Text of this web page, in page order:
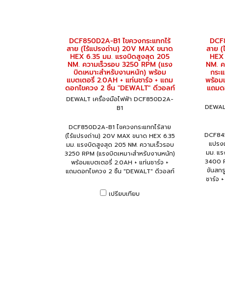
DCF850D2A-B1 ไขควงกระแทกไร้
สาย (ไร้แปรงถ่าน) 20V MAX ขนาด
HEX 6.35 มม. แรงบิดสูงสุด 205
NM. ความเร็วรอบ 3250 RPM (แรง
บิดเหมาะสำหรับงานหนัก) พร้อม
แบตเตอรี่ 2.0AH + แท่นชาร์จ + แถม
ดอกไขควง 2 ชิ้น "DEWALT" ดีวอลท์
DEWALT เครื่องมือไฟฟ้า DCF850D2A-
B1
DCF850D2A-B1 ไขควงกระแทกไร้สาย
(ไร้แปรงถ่าน) 20V MAX ขนาด HEX 6.35
มม. แรงบิดสูงสุด 205 NM. ความเร็วรอบ
3250 RPM (แรงบิดเหมาะสำหรับงานหนัก)
พร้อมแบตเตอรี่ 2.0AH + แท่นชาร์จ +
แถมดอกไขควง 2 ชิ้น "DEWALT" ดีวอลท์
เปรียบเทียบ
สาย (
NM.
กระ
พร้อม
แถม
แปรง
มม. แ
3400
ขันสก
ชาร์จ